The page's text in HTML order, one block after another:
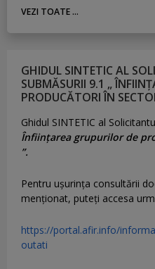
VEZI TOATE ...
GHIDUL SINTETIC AL
SUBMĂSURII 9.1 „
PRODUCĂTORI ÎN
Ghidul SINTETIC al
Înființarea grupurilor de
”.
Pentru uşurinţa consultării
menţionat, puteţi accesa
https://portal.afir.info/
outati